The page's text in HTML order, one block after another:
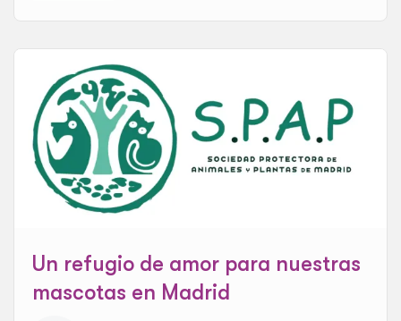
Un refugio de amor para nuestras
mascotas en Madrid